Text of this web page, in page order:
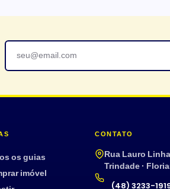
os guias
imóvel
CONTATO
Rua Lauro
Trindade ·
(48) 3233-